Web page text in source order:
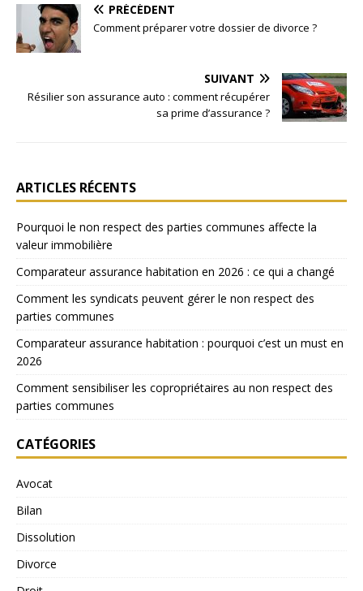
PRÉCÉDENT
Comment préparer votre dossier de divorce ?
SUIVANT
Résilier son assurance auto : comment récupérer
sa prime d’assurance ?
ARTICLES RÉCENTS
Pourquoi le non respect des parties communes affecte la
valeur immobilière
Comparateur assurance habitation en 2026 : ce qui a changé
Comment les syndicats peuvent gérer le non respect des
parties communes
Comparateur assurance habitation : pourquoi c’est un must en
2026
Comment sensibiliser les copropriétaires au non respect des
parties communes
CATÉGORIES
Avocat
Bilan
Dissolution
Divorce